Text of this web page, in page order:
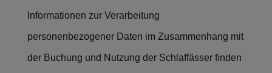
Informationen zur Verarbeitung
personenbezogener Daten im Zusammenhang mit
der Buchung und Nutzung der Schlaffässer finden